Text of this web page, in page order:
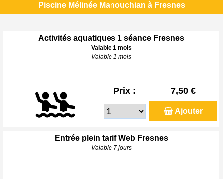
Piscine Mélinée Manouchian à Fresnes
Activités aquatiques 1 séance Fresnes
Valable 1 mois
Valable 1 mois
Prix : 7,50 €
Ajouter
Entrée plein tarif Web Fresnes
Valable 7 jours